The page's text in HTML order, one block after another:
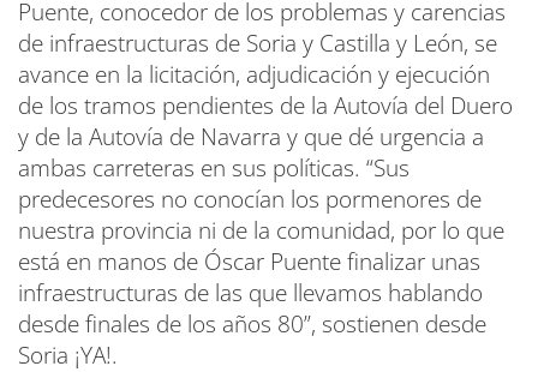
Puente, conocedor de los problemas y carencias
de infraestructuras de Soria y Castilla y León, se
avance en la licitación, adjudicación y ejecución
de los tramos pendientes de la Autovía del Duero
y de la Autovía de Navarra y que dé urgencia a
ambas carreteras en sus políticas. “Sus
predecesores no conocían los pormenores de
nuestra provincia ni de la comunidad, por lo que
está en manos de Óscar Puente finalizar unas
infraestructuras de las que llevamos hablando
desde finales de los años 80”, sostienen desde
Soria ¡YA!.